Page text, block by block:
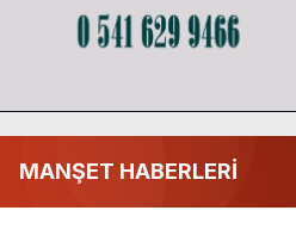
MANŞET HABERLERİ